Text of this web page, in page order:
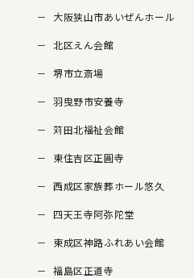
大阪狭山市あいぜんホール
北区えん会館
堺市立斎場
羽曳野市安養寺
苅田北福祉会館
東住吉区正圓寺
西成区家族葬ホール悠久
四天王寺阿弥陀堂
東成区神路ふれあい会館
福島区正道寺